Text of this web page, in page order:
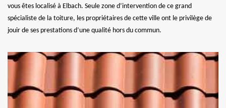
vous êtes localisé à Elbach. Seule zone d’intervention de ce grand
spécialiste de la toiture, les propriétaires de cette ville ont le privilège de
jouir de ses prestations d’une qualité hors du commun.